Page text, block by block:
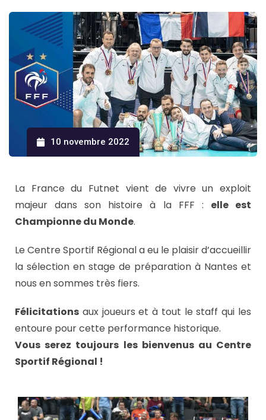
10 novembre 2022
La France du Futnet vient de vivre un exploit
majeur dans son histoire à la FFF : elle est
Championne du Monde.
Le Centre Sportif Régional a eu le plaisir d’accueillir
la sélection en stage de préparation à Nantes et
nous en sommes très fiers.
Félicitations aux joueurs et à tout le staff qui les
entoure pour cette performance historique.
Vous serez toujours les bienvenus au Centre
Sportif Régional !